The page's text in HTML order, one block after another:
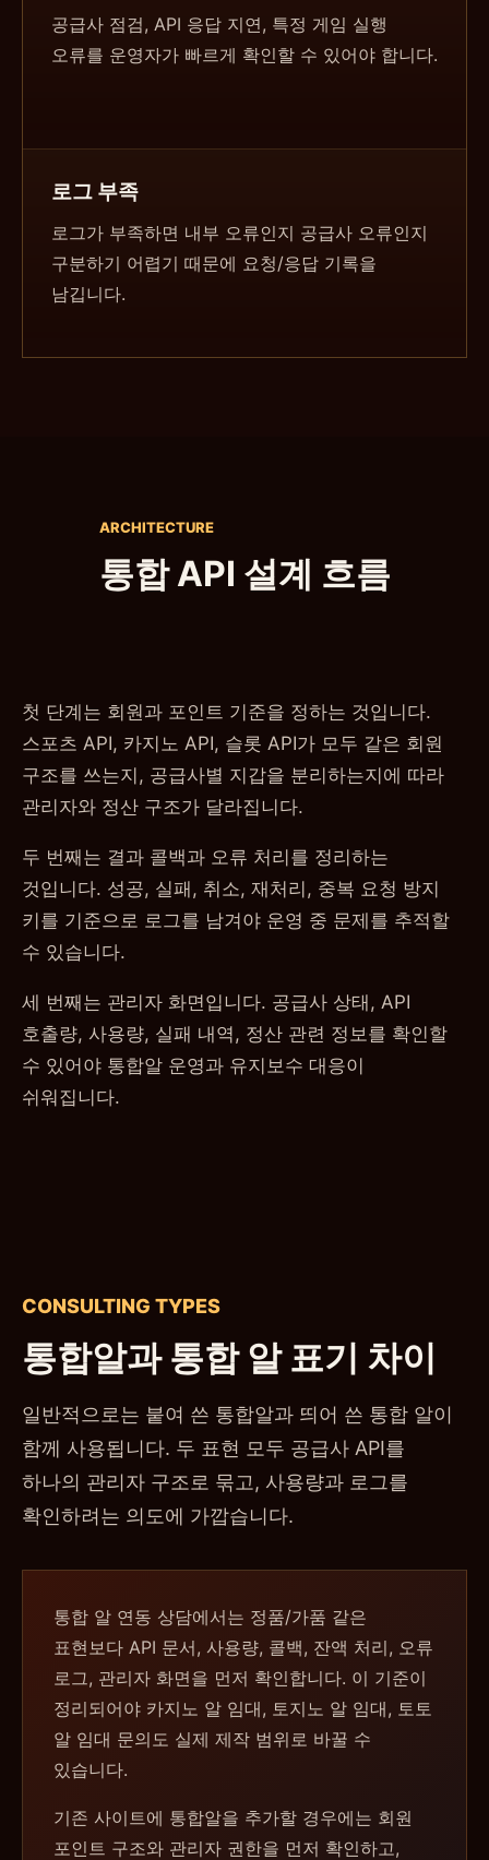
공급사 점검, API 응답 지연, 특정 게임 실행
오류를 운영자가 빠르게 확인할 수 있어야 합니다.
로그 부족
로그가 부족하면 내부 오류인지 공급사 오류인지
구분하기 어렵기 때문에 요청/응답 기록을
남깁니다.
ARCHITECTURE
통합 API 설계 흐름
첫 단계는 회원과 포인트 기준을 정하는 것입니다.
스포츠 API, 카지노 API, 슬롯 API가 모두 같은 회원
구조를 쓰는지, 공급사별 지갑을 분리하는지에 따라
관리자와 정산 구조가 달라집니다.
두 번째는 결과 콜백과 오류 처리를 정리하는
것입니다. 성공, 실패, 취소, 재처리, 중복 요청 방지
키를 기준으로 로그를 남겨야 운영 중 문제를 추적할
수 있습니다.
세 번째는 관리자 화면입니다. 공급사 상태, API
호출량, 사용량, 실패 내역, 정산 관련 정보를 확인할
수 있어야 통합알 운영과 유지보수 대응이
쉬워집니다.
CONSULTING TYPES
통합알과 통합 알 표기 차이
일반적으로는 붙여 쓴 통합알과 띄어 쓴 통합 알이
함께 사용됩니다. 두 표현 모두 공급사 API를
하나의 관리자 구조로 묶고, 사용량과 로그를
확인하려는 의도에 가깝습니다.
통합 알 연동 상담에서는 정품/가품 같은
표현보다 API 문서, 사용량, 콜백, 잔액 처리, 오류
로그, 관리자 화면을 먼저 확인합니다. 이 기준이
정리되어야 카지노 알 임대, 토지노 알 임대, 토토
알 임대 문의도 실제 제작 범위로 바꿀 수
있습니다.
기존 사이트에 통합알을 추가할 경우에는 회원
포인트 구조와 관리자 권한을 먼저 확인하고,